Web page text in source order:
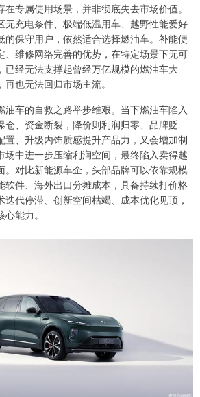
专属使用场景，并非彻底失去市场价值。
无充电条件、极端低温用车、越野性能爱好
的保守用户，依然适合选择燃油车。补能便
、维修网络完善的优势，在特定场景下无可
已经无法支撑起曾经万亿规模的燃油车大
也无法回归市场主流。
油车的自救之路举步维艰。当下燃油车陷入
仓、资金断裂，降价则利润归零、品牌贬
置、升级内饰质感提升产品力，又会增加制
场中进一步压缩利润空间，最终陷入卖得越
。对比新能源车企，头部品牌可以依靠规模
软件、海外出口分摊成本，具备持续打价格
代停滞、创新空间枯竭、成本优化见顶，
能力。